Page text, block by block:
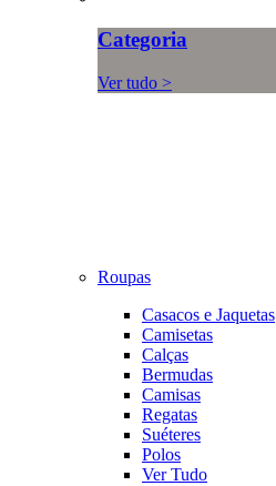
Categoria
Ver tudo >
Roupas
Casacos e Jaquetas
Camisetas
Calças
Bermudas
Camisas
Regatas
Suéteres
Polos
Ver Tudo